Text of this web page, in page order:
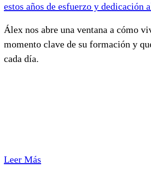
estos años de esfuerzo y dedicación
Álex nos abre una ventana a cómo
momento clave de su formación y
cada día.
Leer Más